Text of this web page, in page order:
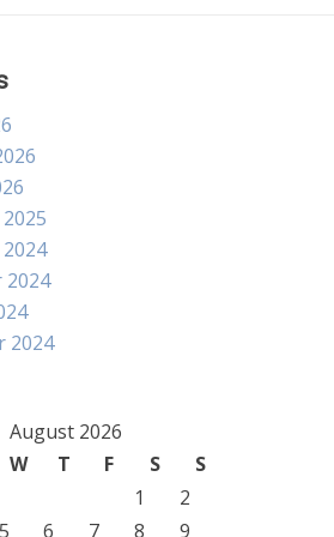
2024
2024
August 2026
W T F S
S
1
2
5 6 7 8
9